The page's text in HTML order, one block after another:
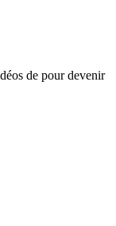
de pour devenir